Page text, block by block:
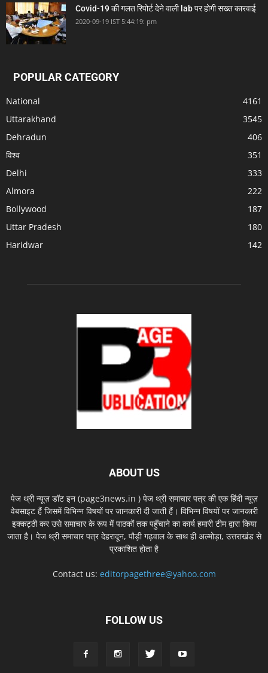
Covid-19 की गलत रिपोर्ट देने वाली lab पर होगी सख्त कारवाई
2020-09-19 IST 5:44:19: pm
POPULAR CATEGORY
National
4161
Uttarakhand
3545
Dehradun
406
विश्व
351
Delhi
333
Almora
222
Bollywood
187
Uttar Pradesh
180
Haridwar
142
ABOUT US
पेज थ्री न्यूज़ डॉट इन (page3news.in ) पेज थ्री समाचार पत्र की एक हिंदी न्यूज़
वेबसाइट हैं जिसमें विभिन्न विषयों पर जानकारी दी जाती हैं। विभिन्न विषयों पर जानकारी
इक्कट्ठी कर उसे समाचार के रूप में पाठकों तक पहुँचाने का कार्य हमारी टीम द्वारा किया
जाता है। पेज थ्री समाचार पत्र देहरादून, पौड़ी गढ़वाल के साथ ही अल्मोड़ा, उत्तराखंड से
प्रकाशित होता है
Contact us: editorpagethree@yahoo.com
FOLLOW US